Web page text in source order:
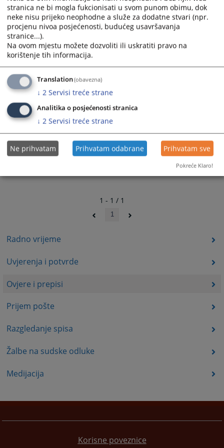
Radno vrijeme
Uvjerenja i potvrde
Ovjere i prepisi
Prijem pošte
Razgledanje spisa
Žalbe na sudske odluke
Medijacija
1 - 1 / 1
1
Korisne poveznice
stranica ne bi mogla fukcionisati u svom punom obimu, dok
neke nisu prijeko neophodne a služe za dodatne stvari (npr.
procjenu nivoa posjećenosti, budućeg usavršavanja
stranice...).
Na ovom mjestu možete dozvoliti ili uskratiti pravo na
korištenje tih informacija.
Translation(obavezna)
↓ 2 Servisi treće strane
Analitika o posjećenosti stranica
↓ 2 Servisi treće strane
Ne prihvatam Prihvatam odabrane Prihvatam sve
Pokreće Klaro!